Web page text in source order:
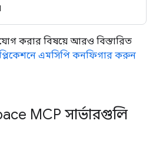
করার বিষয়ে আরও বিস্তারিত
এমসিপি কনফিগার করুন
MCP সার্ভারগুলি